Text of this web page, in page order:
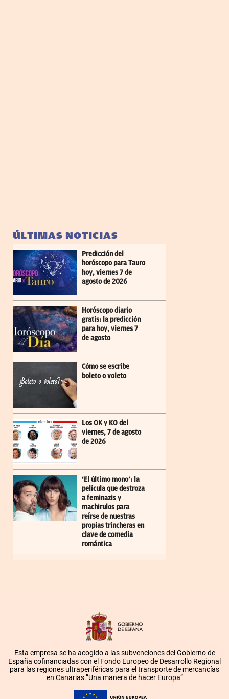
ÚLTIMAS NOTICIAS
Predicción del
horóscopo para Tauro
hoy, viernes 7 de
agosto de 2026
Horóscopo diario
gratis: la predicción
para hoy, viernes 7
de agosto
Cómo se escribe
boleto o voleto
Los OK y KO del
viernes, 7 de agosto
de 2026
‘El último mono’: la
película que destroza
a feminazis y
machirulos para
reírse de nuestras
propias trincheras en
clave de comedia
romántica
Esta empresa se ha acogido a las subvenciones del Gobierno de
España cofinanciadas con el Fondo Europeo de Desarrollo Regional
para las regiones ultraperiféricas para el transporte de mercancías
en Canarias.”Una manera de hacer Europa”